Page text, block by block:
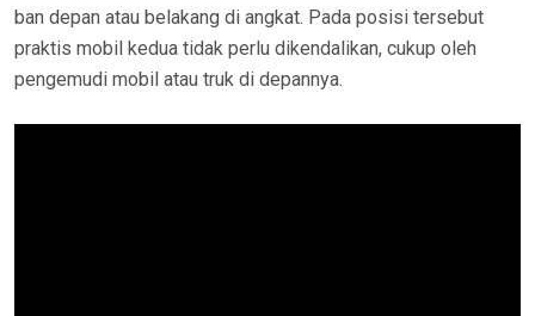
ban depan atau belakang di angkat. Pada posisi tersebut
praktis mobil kedua tidak perlu dikendalikan, cukup oleh
pengemudi mobil atau truk di depannya.